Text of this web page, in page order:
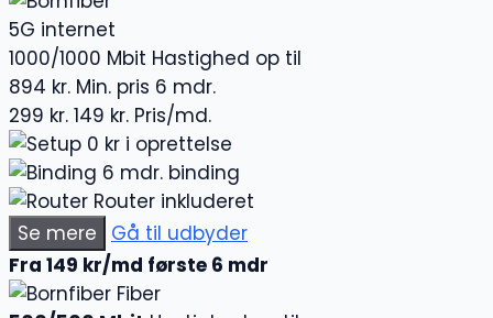
5G internet
1000/1000 Mbit Hastighed op til
894 kr. Min. pris 6 mdr.
299 kr. 149 kr. Pris/md.
0 kr i oprettelse
6 mdr. binding
Router inkluderet
Se mere
Gå til udbyder
Fra 149 kr/md første 6 mdr
Fiber